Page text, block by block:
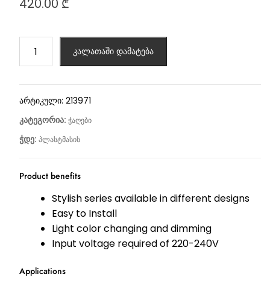
420.00 ₾
კალათაში დამატება
არტიკული: 213971
კატეგორია: ჭაღები
ჭდე: პლასტმასის
Product benefits
Stylish series available in different designs
Easy to Install
Light color changing and dimming
Input voltage required of 220-240V
Applications